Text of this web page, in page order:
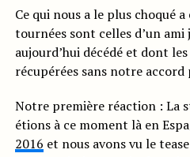
Ce qui nous a le plus choqué
tournées sont celles d’un
aujourd’hui décédé et dont
récupérées sans notre accord
Notre première réaction : La
étions à ce moment là en
2016 et nous avons vu le